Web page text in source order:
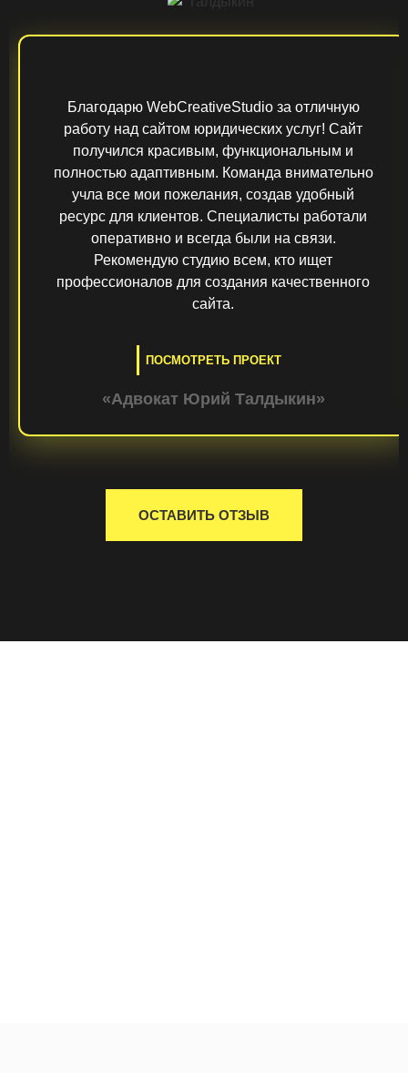
Благодарю WebCreativeStudio за отличную
работу над сайтом юридических услуг! Сайт
получился красивым, функциональным и
полностью адаптивным. Команда внимательно
учла все мои пожелания, создав удобный
ресурс для клиентов. Специалисты работали
оперативно и всегда были на связи.
Рекомендую студию всем, кто ищет
профессионалов для создания качественного
сайта.
ПОСМОТРЕТЬ ПРОЕКТ
«Адвокат Юрий Талдыкин»
ОСТАВИТЬ ОТЗЫВ